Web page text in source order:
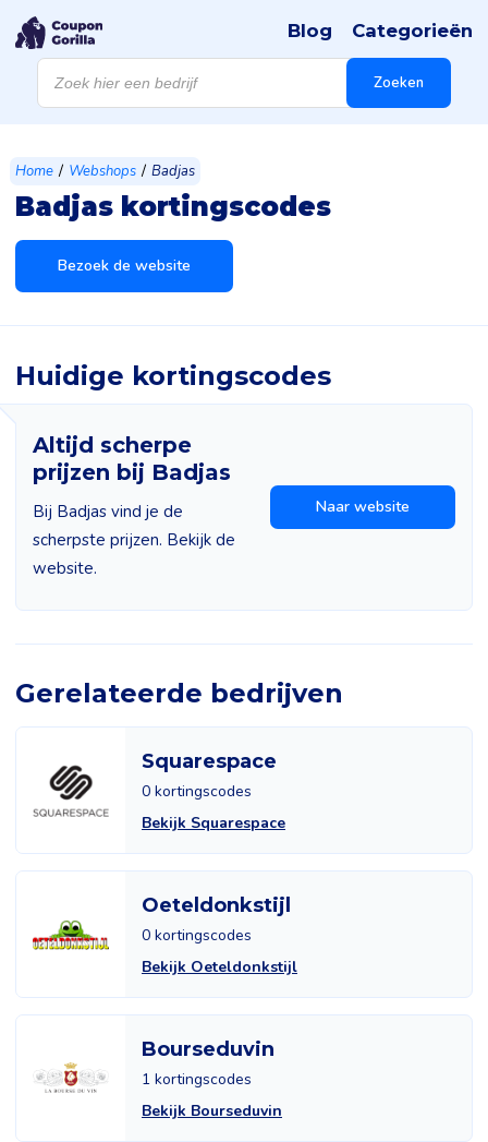
Products
search Zoeken
Blog Categorieën
Home / Webshops / Badjas
Badjas kortingscodes
Bezoek de website
Huidige kortingscodes
Altijd scherpe
prijzen bij Badjas
Bij Badjas vind je de
scherpste prijzen. Bekijk de
website.
Naar website
Gerelateerde bedrijven
Squarespace
0 kortingscodes
Bekijk Squarespace
Oeteldonkstijl
0 kortingscodes
Bekijk Oeteldonkstijl
Bourseduvin
1 kortingscodes
Bekijk Bourseduvin